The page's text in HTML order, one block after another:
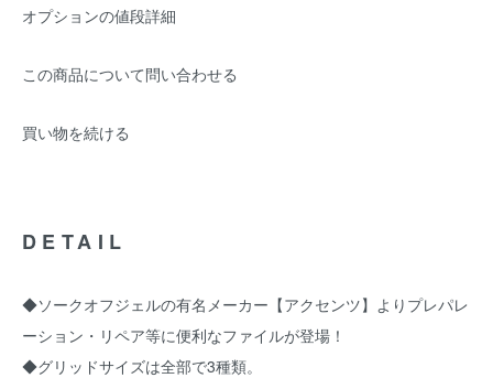
オプションの値段詳細
この商品について問い合わせる
買い物を続ける
DETAIL
◆ソークオフジェルの有名メーカー【アクセンツ】よりプレパレ
ーション・リペア等に便利なファイルが登場！
◆グリッドサイズは全部で3種類。